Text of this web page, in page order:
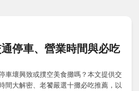
停車、營業時間與必吃
車壞興致或撲空美食攤嗎？本文提供交
間大解密、老饕嚴選十攤必吃推薦，以